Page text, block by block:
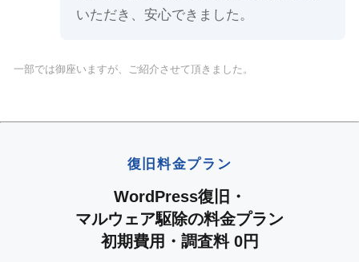
いただき、安心できました。
一部では御座いますが、ご紹介させて頂きました。
復旧料金プラン
WordPress復旧・
マルウェア駆除の料金プラン
初期費用・調査料 0円